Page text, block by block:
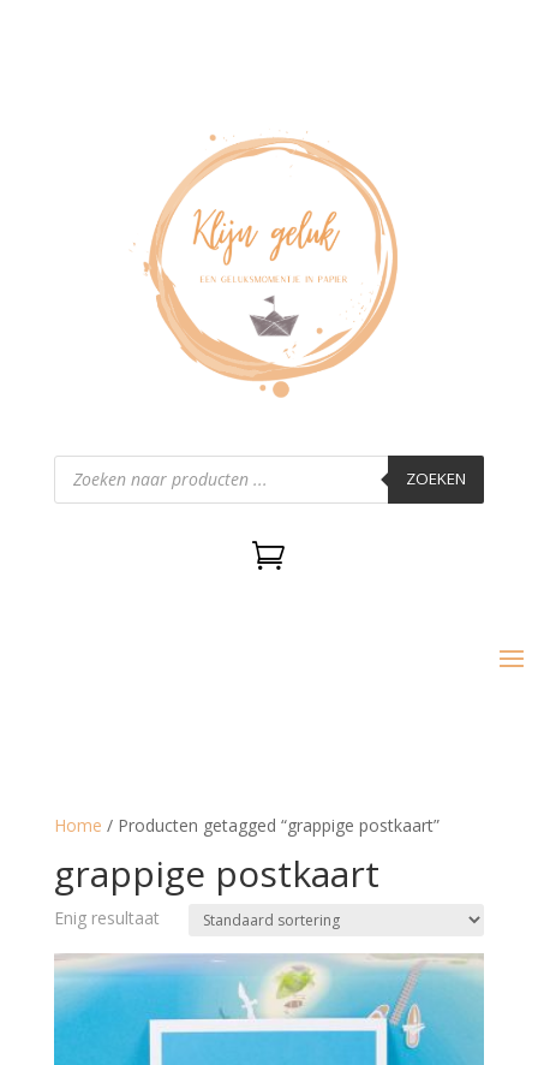
Producten
zoeken ZOEKEN

Home / Producten getagged “grappige postkaart”
grappige postkaart
Enig resultaat